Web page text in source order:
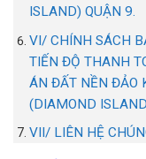
ISLAND) QUẬN 9.
VI/ CHÍNH SÁCH
TIẾN ĐỘ THANH
ÁN ĐẤT NỀN ĐẢO
(DIAMOND
VII/ LIÊN HỆ